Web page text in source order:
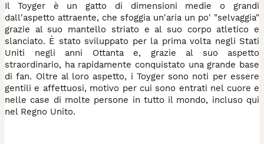
Il Toyger è un gatto di dimensioni medie o grandi
dall'aspetto attraente, che sfoggia un'aria un po' "selvaggia"
grazie al suo mantello striato e al suo corpo atletico e
slanciato. È stato sviluppato per la prima volta negli Stati
Uniti negli anni Ottanta e, grazie al suo aspetto
straordinario, ha rapidamente conquistato una grande base
di fan. Oltre al loro aspetto, i Toyger sono noti per essere
gentili e affettuosi, motivo per cui sono entrati nel cuore e
nelle case di molte persone in tutto il mondo, incluso qui
nel Regno Unito.